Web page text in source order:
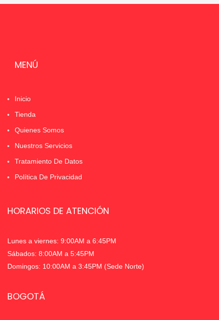
MENÚ
Inicio
Tienda
Quienes Somos
Nuestros Servicios
Tratamiento De Datos
Política De Privacidad
HORARIOS DE ATENCIÓN
Lunes a viernes: 9:00AM a 6:45PM
Sábados: 8:00AM a 5:45PM
Domingos: 10:00AM a 3:45PM (Sede Norte)
BOGOTÁ